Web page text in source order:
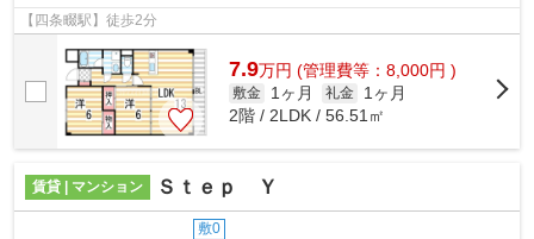
【四条畷駅】徒歩2分
7.9万円 (管理費等：8,000円 )
敷金 1ヶ月 礼金
1ヶ月
2階 / 2LDK / 56.51㎡
賃貸 | マンション Ｓｔｅｐ Ｙ
敷0